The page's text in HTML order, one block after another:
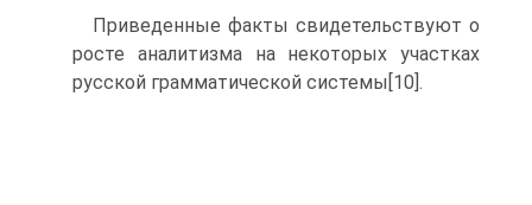
Приведенные факты свидетельствуют о
росте аналитизма на некото­рых участках
русской грамматической системы[10].